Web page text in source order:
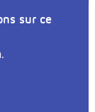
sur ce